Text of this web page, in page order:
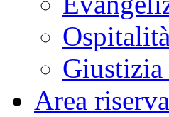
Ospitalità
Giustizia
Area